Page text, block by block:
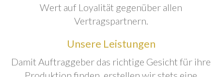
Wert auf Loyalität gegenüber allen
Vertragspartnern.
Unsere Leistungen
Damit Auftraggeber das richtige Gesicht für ihre